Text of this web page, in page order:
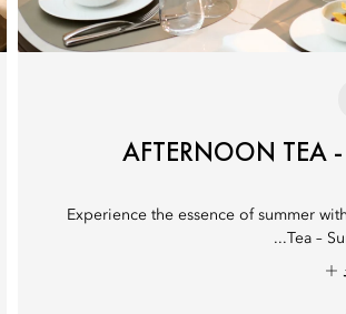
AFTERNOON TEA
Experience the essence of summer
Tea –